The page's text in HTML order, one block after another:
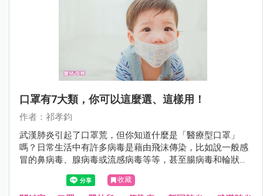
口罩有7大類，你可以這麼選、這樣用！
作者：祁孝鈞
武漢肺炎引起了口罩荒，但你知道什麼是「醫療型口罩」
嗎？日常生活中有許多病毒是藉由飛沫傳染，比如說一般感
冒的鼻病毒、腺病毒或流感病毒等等，甚至腸病毒和輪狀或
諾羅病毒在初期病毒量高時，都有可能藉由呼吸道傳染，我
們戴口罩的目的，就是為了減少這類被飛沫傳染的機會。
收藏